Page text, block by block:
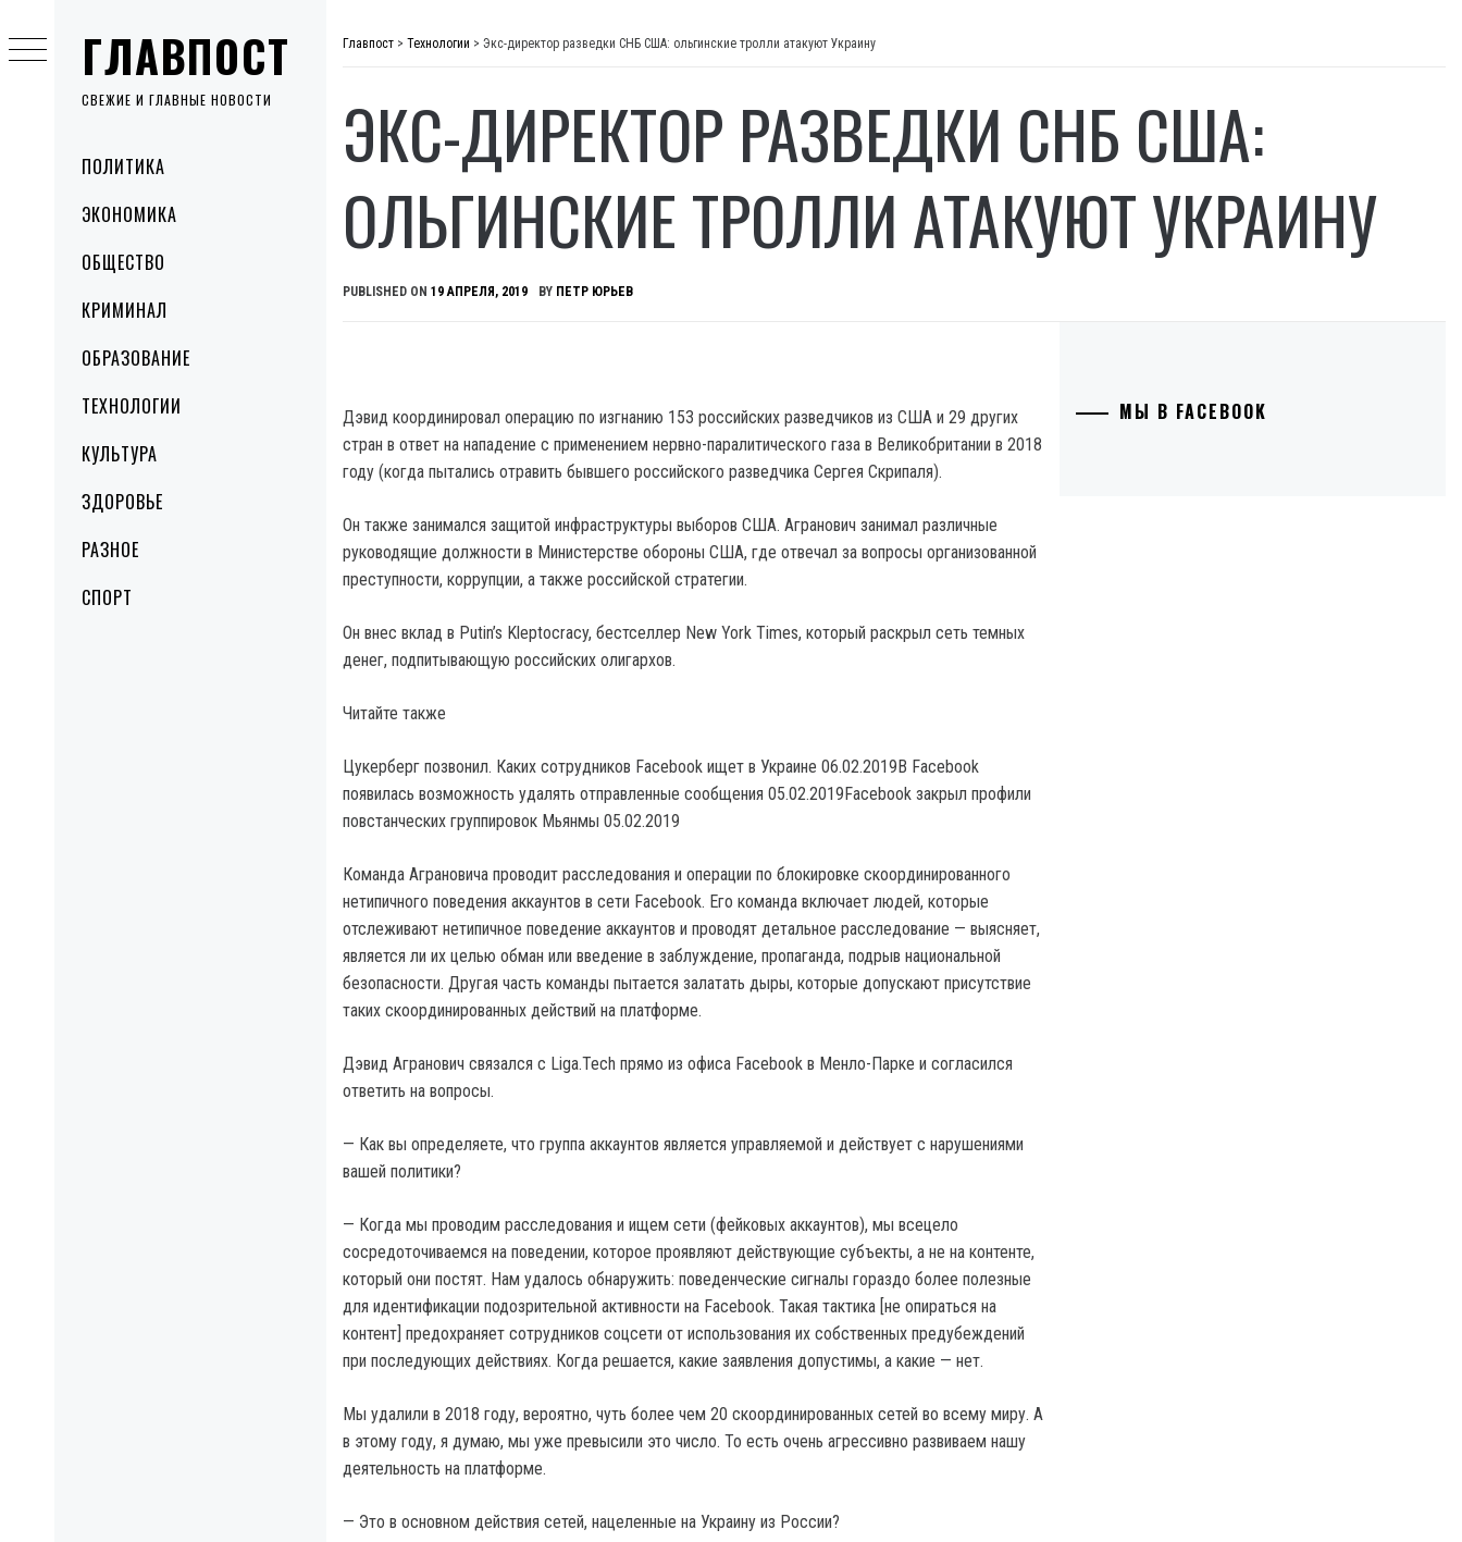
ГЛАВПОСТ
СВЕЖИЕ И ГЛАВНЫЕ НОВОСТИ
MenuПОЛИТИКА
ЭКОНОМИКА
ОБЩЕСТВО
КРИМИНАЛ
ОБРАЗОВАНИЕ
ТЕХНОЛОГИИ
КУЛЬТУРА
ЗДОРОВЬЕ
РАЗНОЕ
СПОРТ
to
content
Главпост > Технологии > Экс-директор разведки СНБ США: ольгинские тролли атакуют Украину
ЭКС-ДИРЕКТОР РАЗВЕДКИ СНБ США:
ОЛЬГИНСКИЕ ТРОЛЛИ АТАКУЮТ УКРАИНУ
PUBLISHED ON 19 АПРЕЛЯ, 2019 BY ПЕТР ЮРЬЕВ
Дэвид координировал операцию по изгнанию 153 российских разведчиков из США и 29 других
стран в ответ на нападение с применением нервно-паралитического газа в Великобритании в 2018
году (когда пытались отравить бывшего российского разведчика Сергея Скрипаля).
Он также занимался защитой инфраструктуры выборов США. Агранович занимал различные
руководящие должности в Министерстве обороны США, где отвечал за вопросы организованной
преступности, коррупции, а также российской стратегии.
Он внес вклад в Putin’s Kleptocracy, бестселлер New York Times, который раскрыл сеть темных
денег, подпитывающую российских олигархов.
Читайте также
Цукерберг позвонил. Каких сотрудников Facebook ищет в Украине 06.02.2019В Facebook
появилась возможность удалять отправленные сообщения 05.02.2019Facebook закрыл профили
повстанческих группировок Мьянмы 05.02.2019
Команда Аграновича проводит расследования и операции по блокировке скоординированного
нетипичного поведения аккаунтов в сети Facebook. Его команда включает людей, которые
отслеживают нетипичное поведение аккаунтов и проводят детальное расследование — выясняет,
является ли их целью обман или введение в заблуждение, пропаганда, подрыв национальной
безопасности. Другая часть команды пытается залатать дыры, которые допускают присутствие
таких скоординированных действий на платформе.
Дэвид Агранович связался с Liga.Tech прямо из офиса Facebook в Менло-Парке и согласился
ответить на вопросы.
— Как вы определяете, что группа аккаунтов является управляемой и действует с нарушениями
вашей политики?
— Когда мы проводим расследования и ищем сети (фейковых аккаунтов), мы всецело
сосредоточиваемся на поведении, которое проявляют действующие субъекты, а не на контенте,
который они постят. Нам удалось обнаружить: поведенческие сигналы гораздо более полезные
для идентификации подозрительной активности на Facebook. Такая тактика [не опираться на
контент] предохраняет сотрудников соцсети от использования их собственных предубеждений
при последующих действиях. Когда решается, какие заявления допустимы, а какие — нет.
Мы удалили в 2018 году, вероятно, чуть более чем 20 скоординированных сетей во всему миру. А
в этому году, я думаю, мы уже превысили это число. То есть очень агрессивно развиваем нашу
деятельность на платформе.
— Это в основном действия сетей, нацеленные на Украину из России?
МЫ В FACEBOOK